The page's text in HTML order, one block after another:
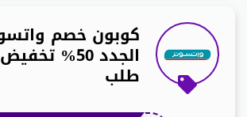
كوبون خصم
الجدد 50%
طلب